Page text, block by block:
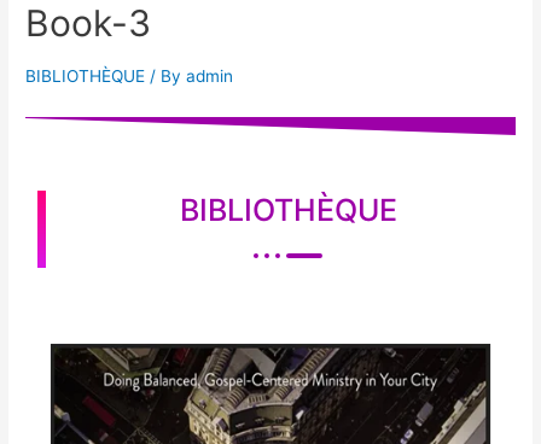
Book-3
BIBLIOTHÈQUE / Byadmin
BIBLIOTHÈQUE